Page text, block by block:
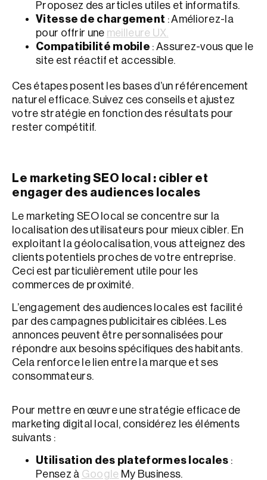
Proposez des articles utiles et informatifs.
Vitesse de chargement : Améliorez-la
pour offrir une meilleure UX.
Compatibilité mobile : Assurez-vous que le
site est réactif et accessible.
Ces étapes posent les bases d’un référencement
naturel efficace. Suivez ces conseils et ajustez
votre stratégie en fonction des résultats pour
rester compétitif.
Le marketing SEO local : cibler et
engager des audiences locales
Le marketing SEO local se concentre sur la
localisation des utilisateurs pour mieux cibler. En
exploitant la géolocalisation, vous atteignez des
clients potentiels proches de votre entreprise.
Ceci est particulièrement utile pour les
commerces de proximité.
L’engagement des audiences locales est facilité
par des campagnes publicitaires ciblées. Les
annonces peuvent être personnalisées pour
répondre aux besoins spécifiques des habitants.
Cela renforce le lien entre la marque et ses
consommateurs.
Pour mettre en œuvre une stratégie efficace de
marketing digital local, considérez les éléments
suivants :
Utilisation des plateformes locales :
Pensez à Google My Business.